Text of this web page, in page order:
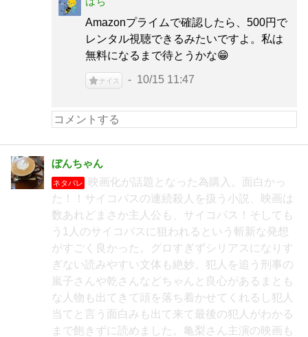
Amazonプライムで確認したら、500円で
レンタル視聴できるみたいですよ。私は
無料になるまで待とうかな😁
ナイス 10/15 11:47
ぼんちゃん
ネタバレ
映画化が話題となった為購入。面白かっ
た！！サイコパスの連続殺人を扱う小説、映画は
数あれどまさか主人公も、サイコパス！そしても
う1人のサイコパスに狙われるという斬新な発想
がすごく良かった。グロすぎずシリアスになりす
ぎない読みやすい文体も絶妙。犯人を追う刑事の
嵐子さんや乾さんなどちゃんと良心があるまとも
な人物も出てきて頭を落ち着かせてくれるし犯人
当てと言う面白みも出て来て最後の犯人がわかる
まで飽きずに読めました。亀梨さん主演の映画も